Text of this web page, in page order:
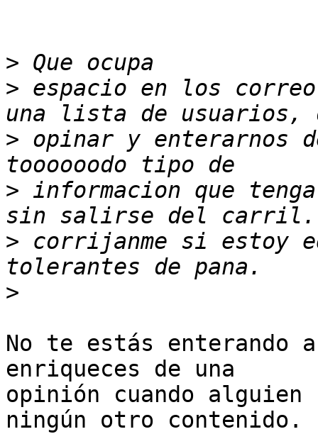
>
> espacio en los
> opinar y enterarnos
> informacion que
> corrijanme si estoy
>
No te estás enterando
enriqueces de una
opinión cuando alguien
ningún otro contenido.